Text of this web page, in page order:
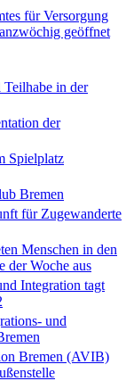
für Versorgung
geöffnet
in der
der
Spielplatz
Bremen
für Zugewanderte
Menschen in den
der Woche aus
Integration tagt
und
Bremen (AVIB)